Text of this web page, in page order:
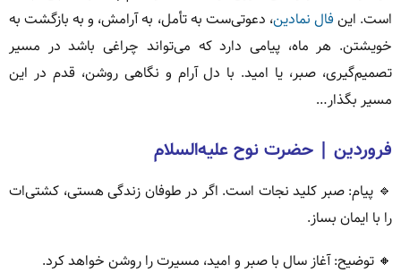
است. اینفال نمادین، دعوتی‌ست به تأمل، به آرامش، و به بازگشت به
خویشتن. هر ماه، پیامی دارد که می‌تواند چراغی باشد در مسیر
تصمیم‌گیری، صبر، یا امید. با دل آرام و نگاهی روشن، قدم در این
مسیر بگذار…
فروردین | حضرت نوح علیه‌السلام
🔹 پیام: صبر کلید نجات است. اگر در طوفان زندگی هستی، کشتی‌ات
را با ایمان بساز.
🔸 توضیح: آغاز سال با صبر و امید، مسیرت را روشن خواهد کرد.